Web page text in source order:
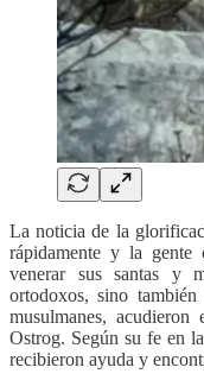
La noticia de la
rápidamente y la gente
venerar sus santas y
ortodoxos, sino
musulmanes,
Ostrog. Según su fe en
recibieron ayuda y